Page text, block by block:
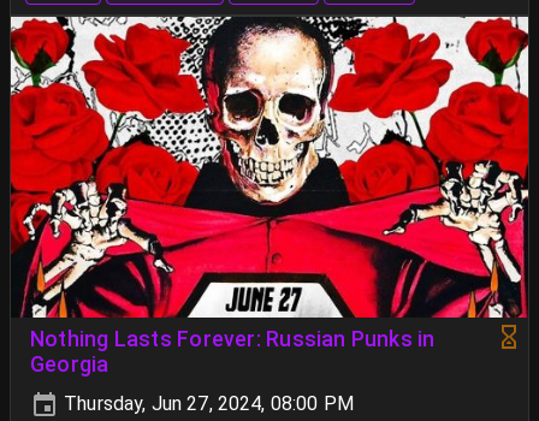
Nothing Lasts Forever: Russian Punks in
Georgia
Thursday, Jun 27, 2024, 08:00 PM